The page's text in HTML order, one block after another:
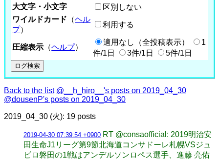
大文字・小文字
区別しない
ワイルドカード （ヘル
プ）
利用する
圧縮表示 （ヘルプ）
適用なし（全投稿表示）
1
件/1日
3件/1日 5件/1日
Back to the list @__h_hiro__'s posts on 2019_04_30
@dousenP's posts on 2019_04_30
2019_04_30 (火): 19 posts
2019-04-30 07:39:54 +0900 RT @consaofficial: 2019明治安
田生命J1リーグ第9節北海道コンサドーレ札幌VSジュ
ビロ磐田の1戦はアンデルソンロペス選手、進藤 亮佑